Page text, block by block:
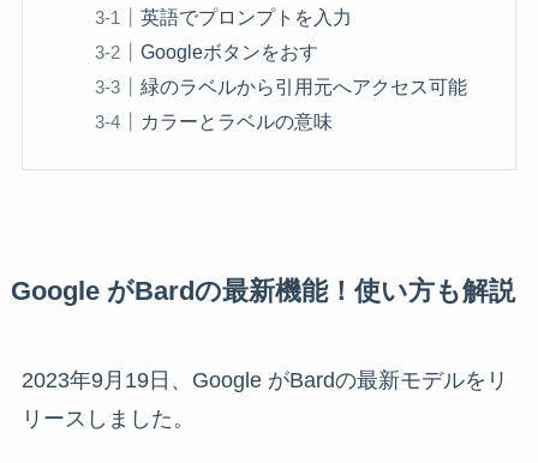
英語でプロンプトを入力
Googleボタンをおす
緑のラベルから引用元へアクセス可能
カラーとラベルの意味
Google がBardの最新機能！使い方も解説
2023年9月19日、Google がBardの最新モデルをリ
リースしました。